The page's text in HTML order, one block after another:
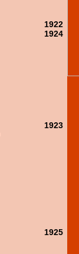
1922
1924
1923
1925